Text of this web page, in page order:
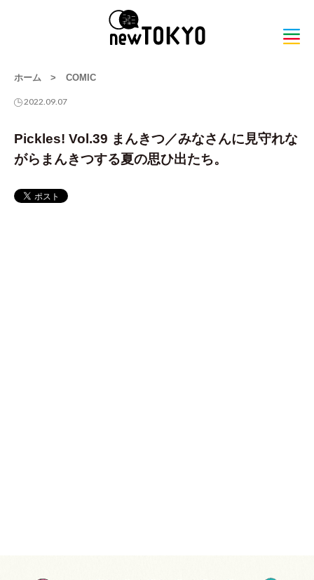
ホーム > COMIC
2022.09.07
Pickles! Vol.39 まんきつ／みなさんに見守れな
がらまんきつする夏の思ひ出たち。